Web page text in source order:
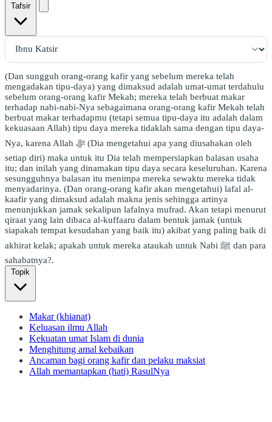
Tafsir
(Dan sungguh orang-orang kafir yang sebelum mereka telah
mengadakan tipu-daya) yang dimaksud adalah umat-umat terdahulu
sebelum orang-orang kafir Mekah; mereka telah berbuat makar
terhadap nabi-nabi-Nya sebagaimana orang-orang kafir Mekah telah
berbuat makar terhadapmu (tetapi semua tipu-daya itu adalah dalam
kekuasaan Allah) tipu daya mereka tidaklah sama dengan tipu daya-
Nya, karena Allah ﷻ (Dia mengetahui apa yang diusahakan oleh
setiap diri) maka untuk itu Dia telah mempersiapkan balasan usaha
itu; dan inilah yang dinamakan tipu daya secara keseluruhan. Karena
sesungguhnya balasan itu menimpa mereka sewaktu mereka tidak
menyadarinya. (Dan orang-orang kafir akan mengetahui) lafal al-
kaafir yang dimaksud adalah makna jenis sehingga artinya
menunjukkan jamak sekalipun lafalnya mufrad. Akan tetapi menurut
qiraat yang lain dibaca al-kuffaaru dalam bentuk jamak (untuk
siapakah tempat kesudahan yang baik itu) akibat yang paling baik di
akhirat kelak; apakah untuk mereka ataukah untuk Nabi ﷺ dan para
sahabatnya?.
Topik
Makar (khianat)
Keluasan ilmu Allah
Kekuatan umat Islam di dunia
Menghitung amal kebaikan
Ancaman bagi orang kafir dan pelaku maksiat
Allah memantapkan (hati) RasulNya